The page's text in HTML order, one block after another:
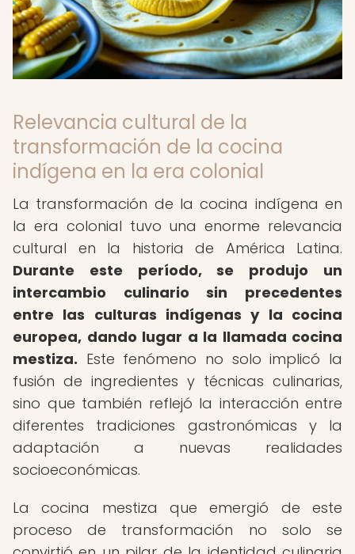
Relevancia cultural de la
transformación de la cocina
indígena en la era colonial
La transformación de la cocina indígena en
la era colonial tuvo una enorme relevancia
cultural en la historia de América Latina.
Durante este período, se produjo un
intercambio culinario sin precedentes
entre las culturas indígenas y la cocina
europea, dando lugar a la llamada cocina
mestiza. Este fenómeno no solo implicó la
fusión de ingredientes y técnicas culinarias,
sino que también reflejó la interacción entre
diferentes tradiciones gastronómicas y la
adaptación a nuevas realidades
socioeconómicas.
La cocina mestiza que emergió de este
proceso de transformación no solo se